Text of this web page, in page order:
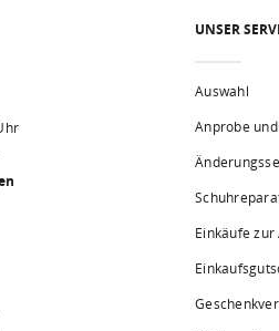
UNSER
Auswahl
Anprobe
Einkäufe zur